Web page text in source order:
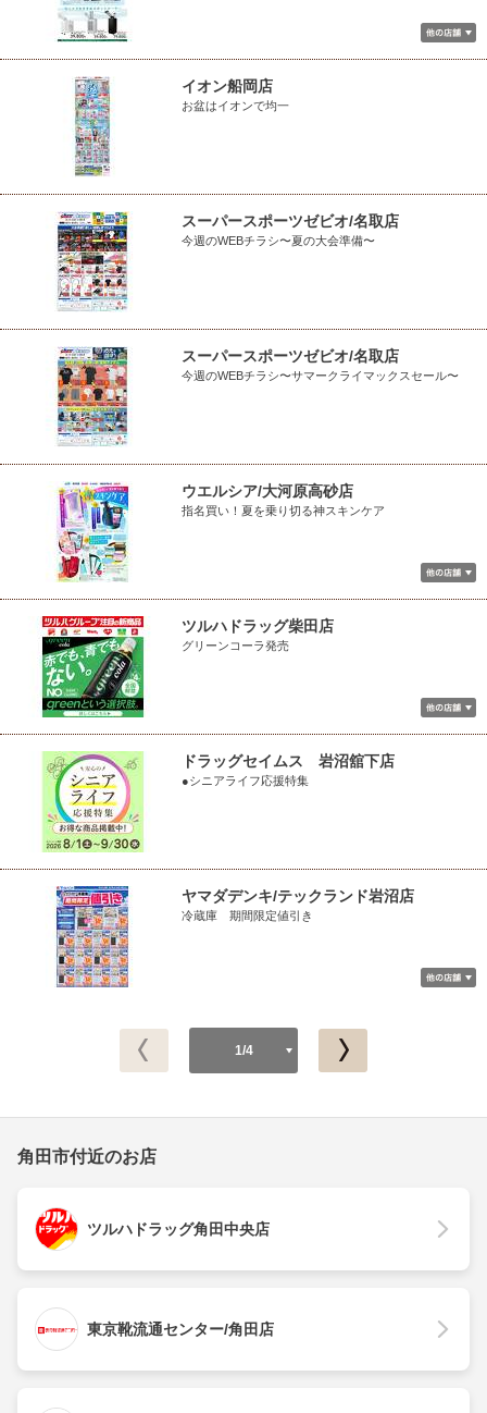
イオン船岡店
お盆はイオンで均一
スーパースポーツゼビオ/名取店
今週のWEBチラシ〜夏の大会準備〜
スーパースポーツゼビオ/名取店
今週のWEBチラシ〜サマークライマックスセール〜
ウエルシア/大河原高砂店
指名買い！夏を乗り切る神スキンケア
ツルハドラッグ柴田店
グリーンコーラ発売
ドラッグセイムス 岩沼舘下店
●シニアライフ応援特集
ヤマダデンキ/テックランド岩沼店
冷蔵庫 期間限定値引き
1/4
角田市付近のお店
ツルハドラッグ角田中央店
東京靴流通センター/角田店